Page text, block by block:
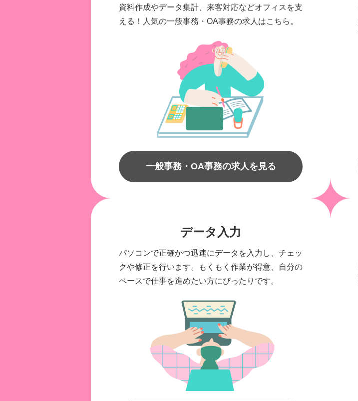
資料作成やデータ集計、来客対応などオフィスを支
える！人気の一般事務・OA事務の求人はこちら。
一般事務・OA事務の求人を見る
データ入力
パソコンで正確かつ迅速にデータを入力し、チェッ
クや修正を行います。もくもく作業が得意、自分の
ペースで仕事を進めたい方にぴったりです。